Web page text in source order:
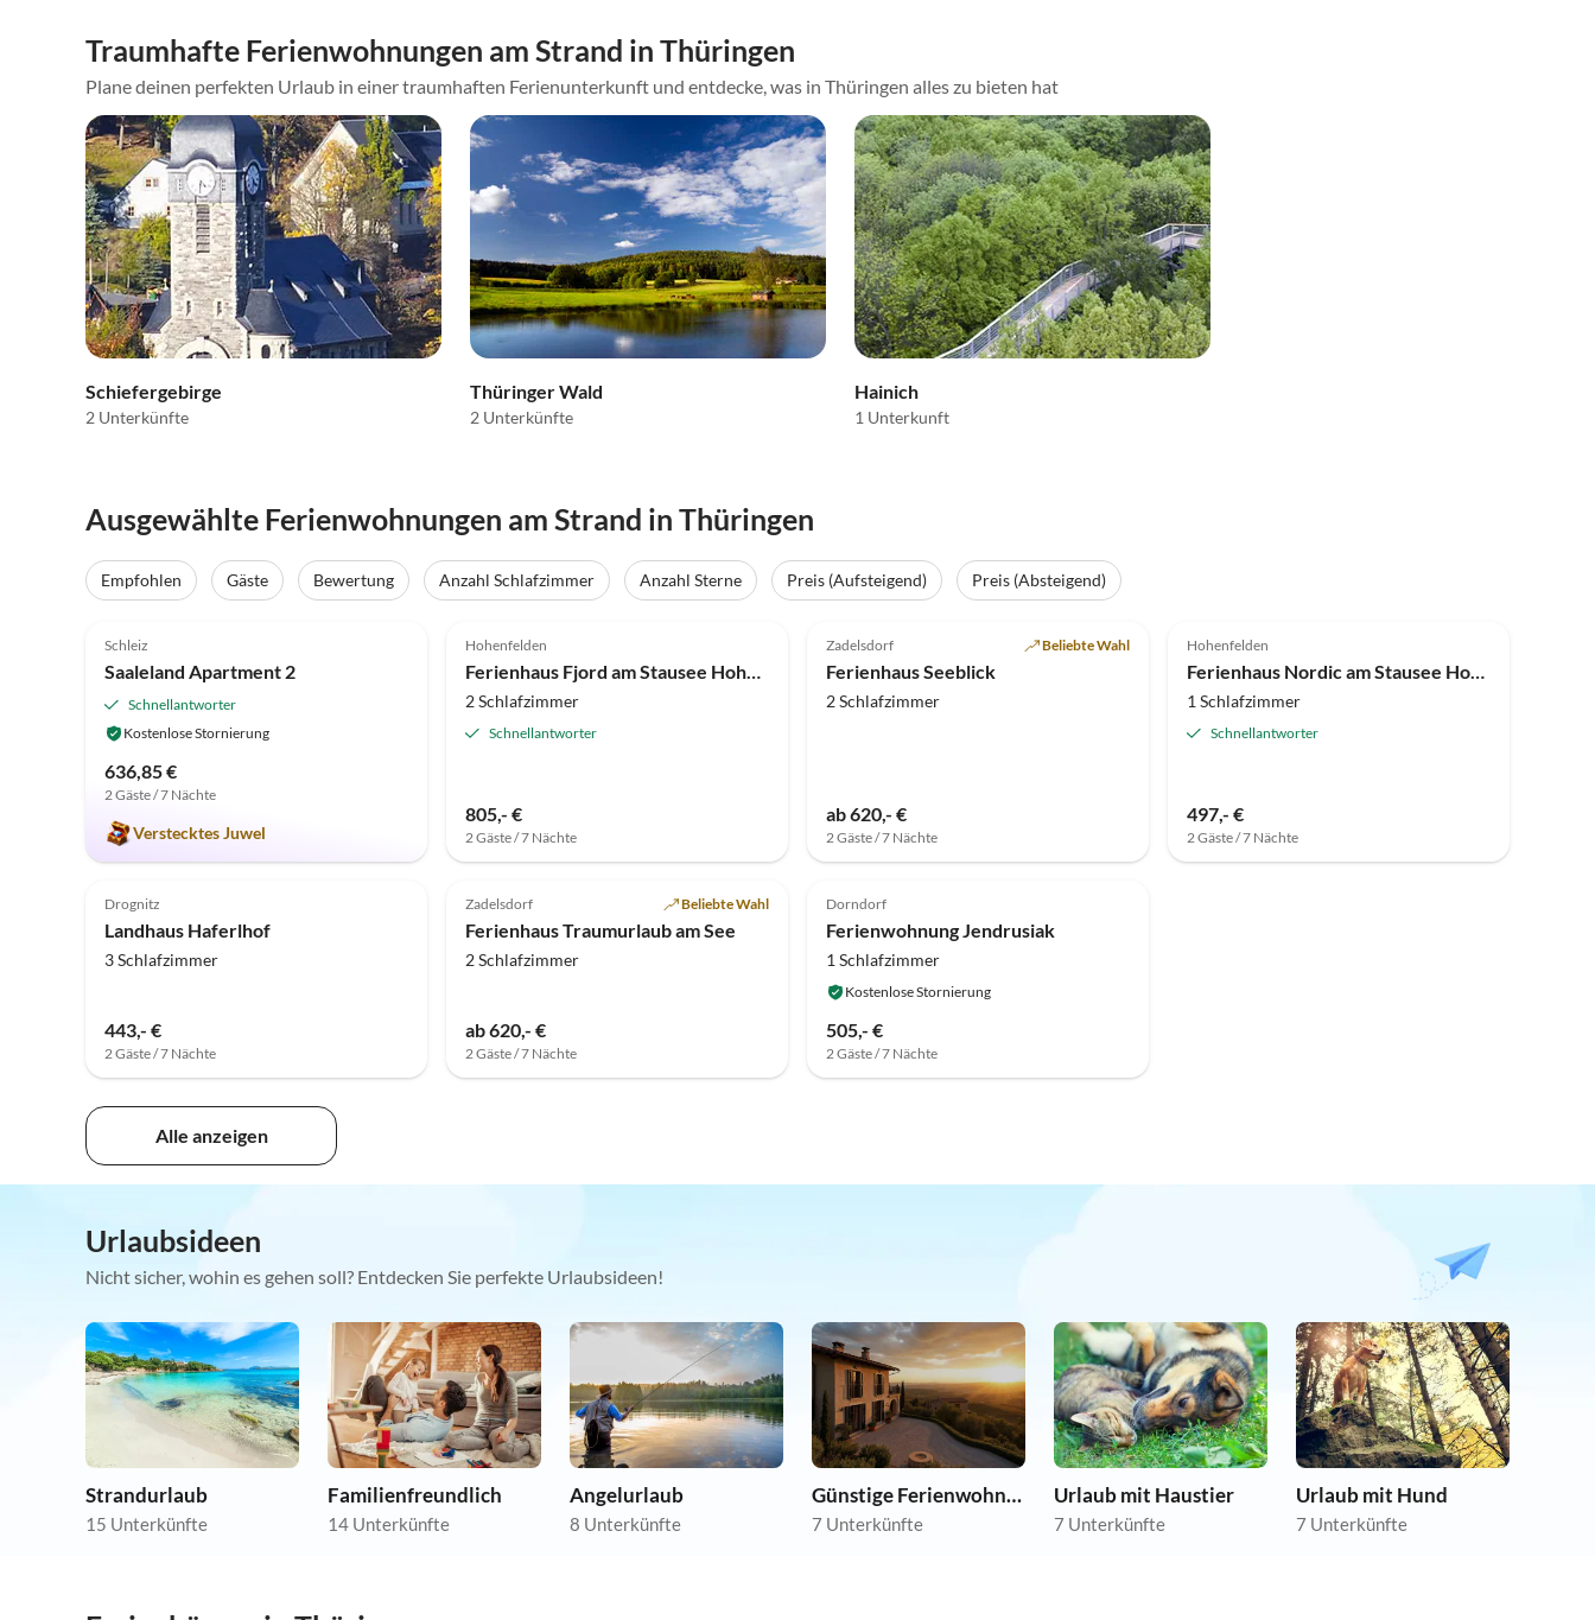
Traumhafte Ferienwohnungen am Strand in Thüringen
Plane deinen perfekten Urlaub in einer traumhaften Ferienunterkunft und entdecke, was in Thüringen alles zu bieten hat
Schiefergebirge
2 Unterkünfte
Thüringer Wald
2 Unterkünfte
Hainich
1 Unterkunft
Ausgewählte Ferienwohnungen am Strand in Thüringen
Empfohlen Gäste Bewertung Anzahl Schlafzimmer Anzahl Sterne Preis (Aufsteigend)
Preis (Absteigend)
Schleiz
Saaleland Apartment 2
Schnellantworter
Kostenlose Stornierung
636,85 €
2 Gäste / 7 Nächte
Verstecktes Juwel
Hohenfelden
Ferienhaus Fjord am Stausee Hohenfelden
2 Schlafzimmer
Schnellantworter
805,- €
2 Gäste / 7 Nächte
Zadelsdorf Beliebte Wahl
Ferienhaus Seeblick
2 Schlafzimmer
ab 620,- €
2 Gäste / 7 Nächte
Hohenfelden
Ferienhaus Nordic am Stausee Hohenfelden
1 Schlafzimmer
Schnellantworter
497,- €
2 Gäste / 7 Nächte
Drognitz
Landhaus Haferlhof
3 Schlafzimmer
443,- €
2 Gäste / 7 Nächte
Zadelsdorf Beliebte Wahl
Ferienhaus Traumurlaub am See
2 Schlafzimmer
ab 620,- €
2 Gäste / 7 Nächte
Dorndorf
Ferienwohnung Jendrusiak
1 Schlafzimmer
Kostenlose Stornierung
505,- €
2 Gäste / 7 Nächte
Alle anzeigen
Urlaubsideen
Nicht sicher, wohin es gehen soll? Entdecken Sie perfekte Urlaubsideen!
Strandurlaub
15 Unterkünfte
Familienfreundlich
14 Unterkünfte
Angelurlaub
8 Unterkünfte
Günstige Ferienwohnungen
7 Unterkünfte
Urlaub mit Haustier
7 Unterkünfte
Urlaub mit Hund
7 Unterkünfte